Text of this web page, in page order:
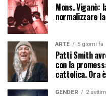
Mons. Viganò:
normalizzare
ARTE 5 giorni fa
Patti Smith
con la
cattolica. Ora
GENDER 2